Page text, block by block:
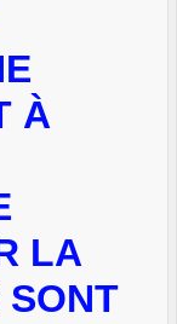
À
LA
SONT